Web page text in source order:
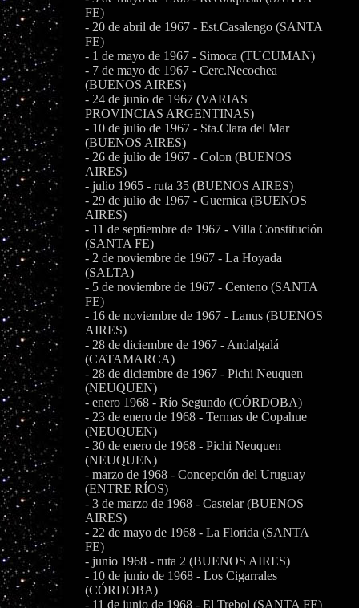
FE)
- 20 de abril de 1967 - Est.Casalengo (SANTA
FE)
- 1 de mayo de 1967 - Simoca (TUCUMAN)
- 7 de mayo de 1967 - Cerc.Necochea
(BUENOS AIRES)
- 24 de junio de 1967 (VARIAS
PROVINCIAS ARGENTINAS)
- 10 de julio de 1967 - Sta.Clara del Mar
(BUENOS AIRES)
- 26 de julio de 1967 - Colon (BUENOS
AIRES)
- julio 1965 - ruta 35 (BUENOS AIRES)
- 29 de julio de 1967 - Guernica (BUENOS
AIRES)
- 11 de septiembre de 1967 - Villa Constitución
(SANTA FE)
- 2 de noviembre de 1967 - La Hoyada
(SALTA)
- 5 de noviembre de 1967 - Centeno (SANTA
FE)
- 16 de noviembre de 1967 - Lanus (BUENOS
AIRES)
- 28 de diciembre de 1967 - Andalgalá
(CATAMARCA)
- 28 de diciembre de 1967 - Pichi Neuquen
(NEUQUEN)
- enero 1968 - Río Segundo (CÓRDOBA)
- 23 de enero de 1968 - Termas de Copahue
(NEUQUEN)
- 30 de enero de 1968 - Pichi Neuquen
(NEUQUEN)
- marzo de 1968 - Concepción del Uruguay
(ENTRE RÍOS)
- 3 de marzo de 1968 - Castelar (BUENOS
AIRES)
- 22 de mayo de 1968 - La Florida (SANTA
FE)
- junio 1968 - ruta 2 (BUENOS AIRES)
- 10 de junio de 1968 - Los Cigarrales
(CÓRDOBA)
- 11 de junio de 1968 - El Trebol (SANTA FE)